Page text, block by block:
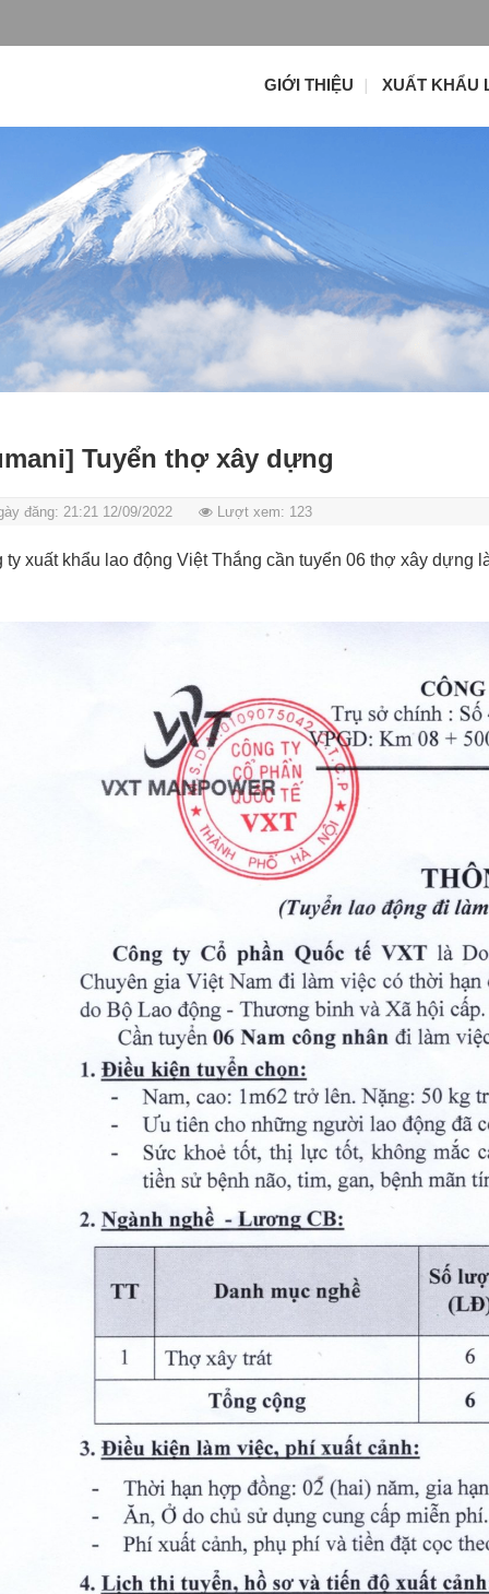
GIỚI THIỆU XUẤT KHẨU
Tuyển thợ xây dựng
đăng: 21:21 12/09/2022 Lượt xem: 123
ty xuất khẩu lao động Việt Thắng cần tuyển 06 thợ xây dựng